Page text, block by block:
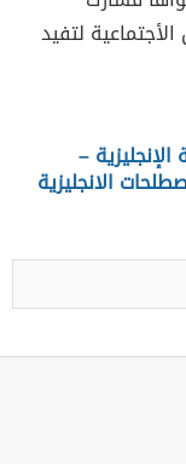
لتفيد
–
الانجليزية